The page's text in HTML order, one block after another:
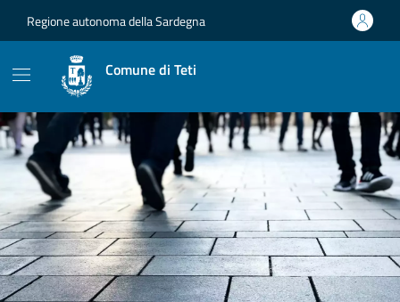
Regione autonoma della Sardegna
Comune di Teti